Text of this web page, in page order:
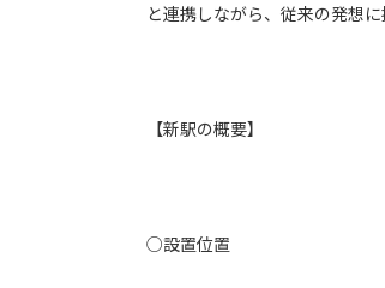
と連携しながら、従来の発想
【新駅の概要】
○設置位置